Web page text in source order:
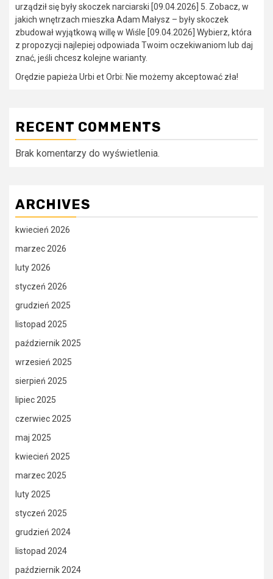
urządził się były skoczek narciarski [09.04.2026] 5. Zobacz, w
jakich wnętrzach mieszka Adam Małysz – były skoczek
zbudował wyjątkową willę w Wiśle [09.04.2026] Wybierz, która
z propozycji najlepiej odpowiada Twoim oczekiwaniom lub daj
znać, jeśli chcesz kolejne warianty.
Orędzie papieża Urbi et Orbi: Nie możemy akceptować zła!
RECENT COMMENTS
Brak komentarzy do wyświetlenia.
ARCHIVES
kwiecień 2026
marzec 2026
luty 2026
styczeń 2026
grudzień 2025
listopad 2025
październik 2025
wrzesień 2025
sierpień 2025
lipiec 2025
czerwiec 2025
maj 2025
kwiecień 2025
marzec 2025
luty 2025
styczeń 2025
grudzień 2024
listopad 2024
październik 2024